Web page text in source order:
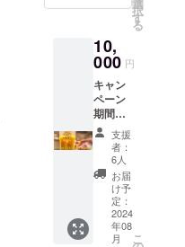
担お願
い致し
食店、
支援者
様と相
談の上
で決定
致しま
す。 ※
当日の
支援者
様のご
飲食代
は別途
ご負担
くださ
食事付
放題込
みの料
金とな
り、購
入者は
当日費
用はか
かりま
せん。
※途中参
加・途
中退出
OK ※
キャン
択
す
る
10,
000 円
キャン
ペーン
期間
中、ご
来店の
お客様
に無料
で提供
するド
リンク
をあな
たのお
支援
者：
6人
お届
け予
定：
2024
年08
月
こ